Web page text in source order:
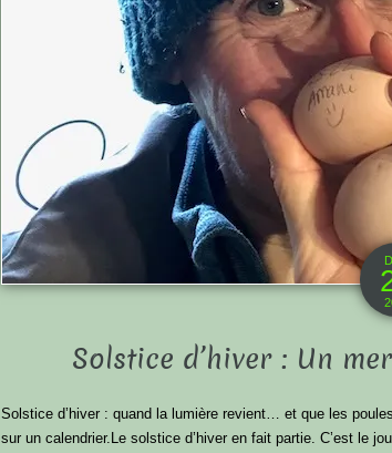
Solstice d’hiver : Un
Solstice d’hiver : quand la lumière revient… et que les
sur un calendrier.Le solstice d’hiver en fait partie. C’est le